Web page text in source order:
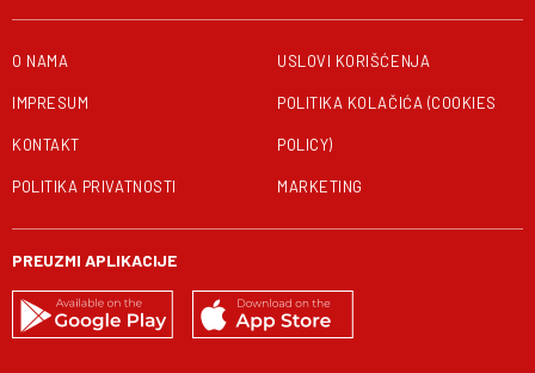
O NAMA
IMPRESUM
KONTAKT
POLITIKA PRIVATNOSTI
USLOVI KORIŠĆENJA
POLITIKA KOLAČIĆA (COOKIES
POLICY)
MARKETING
PREUZMI APLIKACIJE